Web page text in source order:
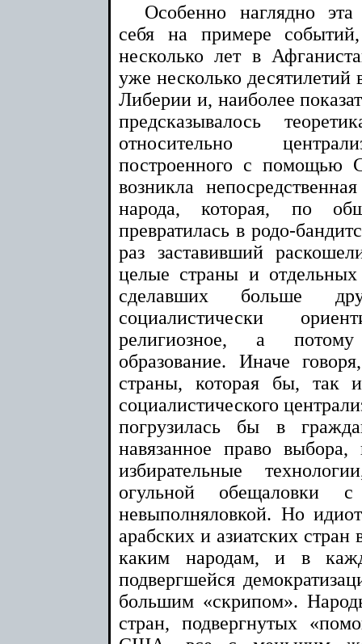
Особенно наглядно эта
себя на примере
несколько лет в
уже несколько
Либерии и, наиболее
предсказывалось
относительно
построенного с помощью
возникла
народа, которая, по
превратилась в родо-
раз заставивший
целые страны и отдельных
сделавших больше
социалистически
религиозное, а
образование. Иначе
страны, которая бы, так
социалистического
погрузилась бы в
навязанное право
избирательные
огульной обещаловки
невыполняловкой. Но
арабских и азиатских
каким народам, и в
подвергшейся
большим «скрипом».
стран, подвергнутых